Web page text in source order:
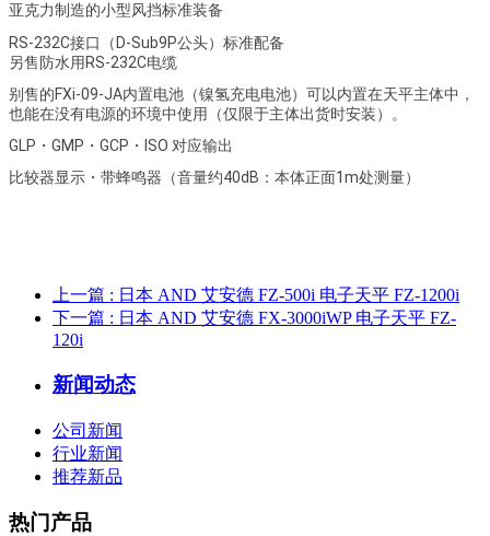
亚克力制造的小型风挡标准装备
RS-232C接口（D-Sub9P公头）标准配备
另售防水用RS-232C电缆
别售的FXi-09-JA内置电池（镍氢充电电池）可以内置在天平主体中，
也能在没有电源的环境中使用（仅限于主体出货时安装）。
GLP・GMP・GCP・ISO 对应输出
比较器显示・带蜂鸣器（音量约40dB：本体正面1m处测量）
上一篇 : 日本 AND 艾安德 FZ-500i 电子天平 FZ-1200i
下一篇 : 日本 AND 艾安德 FX-3000iWP 电子天平 FZ-
120i
新闻动态
公司新闻
行业新闻
推荐新品
热门产品